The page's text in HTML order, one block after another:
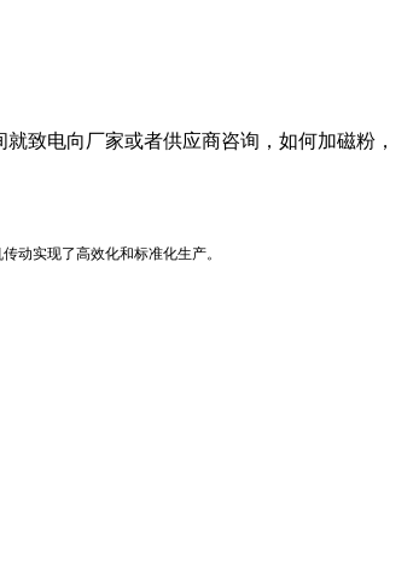
致电向厂家或者供应商咨询，如何加磁粉，
动实现了高效化和标准化生产。